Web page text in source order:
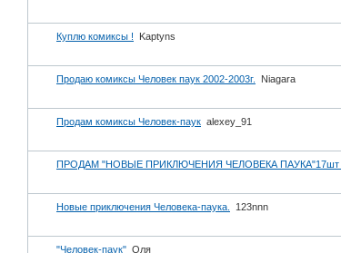
Куплю комиксы ! Kaptyns
Продаю комиксы Человек паук 2002-2003г. Niagara
Продам комиксы Человек-паук alexey_91
ПРОДАМ "НОВЫЕ ПРИКЛЮЧЕНИЯ ЧЕЛОВЕКА ПАУКА"17шт
Новые приключения Человека-паука. 123nnn
"Человек-паук" Оля